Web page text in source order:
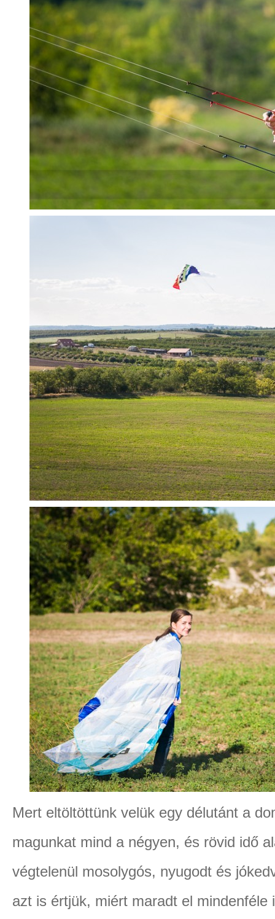
Mert eltöltöttünk velük egy délutánt a
magunkat mind a négyen, és rövid idő
végtelenül mosolygós, nyugodt és
azt is értjük, miért maradt el mindenféle